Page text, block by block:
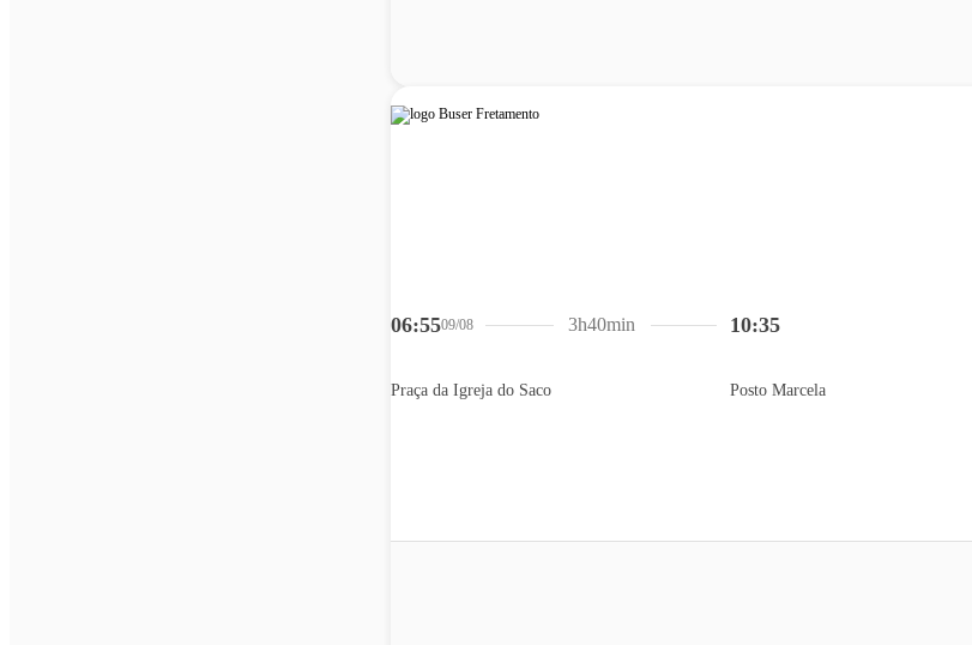
06:5509/08
Praça da Igreja do Saco
10:35
Posto Marcela
3h40min